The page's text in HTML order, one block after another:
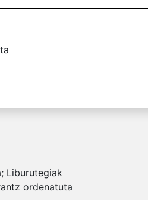
Liburutegiak
ordenatuta